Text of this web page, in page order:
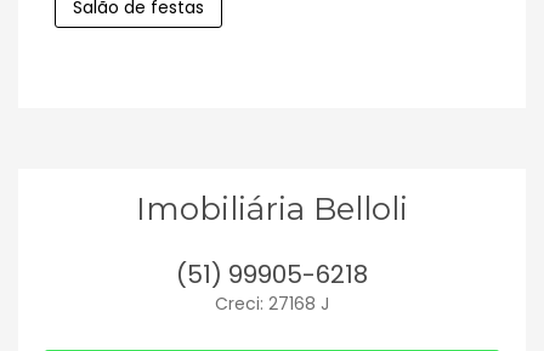
Salão de festas
Imobiliária Belloli
(51) 99905-6218
Creci: 27168 J